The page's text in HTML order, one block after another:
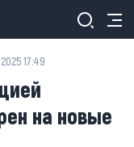
17:49
на новые